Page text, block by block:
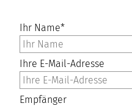
Ihr Name*
Ihre E-Mail-Adresse
Empfänger